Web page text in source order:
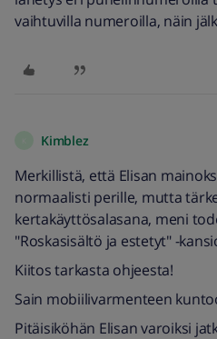
vaihtuvilla numeroilla, näin
Kimblez
Merkillistä, että Elisan
normaalisti perille, mutta
kertakäyttösalasana, meni
"Roskasisältö ja estetyt" -
Kiitos tarkasta ohjeesta!
Sain mobiilivarmenteen
Pitäisiköhän Elisan varoiksi